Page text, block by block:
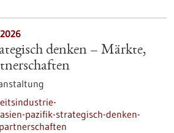
denken – Märkte,
pazifik-strategisch-denken-